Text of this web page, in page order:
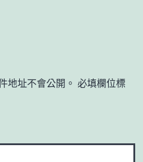
地址不會公開。 必填欄位標